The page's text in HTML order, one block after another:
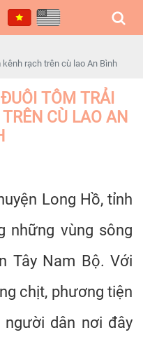
rạch trên cù lao An Bình
TÔM TRẢI
CÙ LAO AN
Long Hồ, tỉnh
những vùng sông
Tây Nam Bộ. Với
chịt, phương tiện
dân nơi đây